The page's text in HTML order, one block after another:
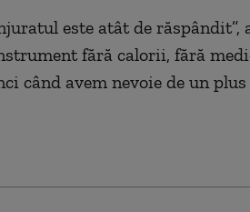
este atât de răspândit”,
fără calorii, fără
când avem nevoie de un plus